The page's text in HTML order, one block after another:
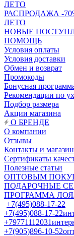
ЛЕТО
РАСПРОДАЖА -
ЛЕТО
НОВЫЕ
ПОМОЩЬ
Условия оплаты
Условия доставки
Обмен и возврат
Промокоды
Бонусная
Рекомендации по
Подбор размера
Акции магазина
О БРЕНДЕ
О компании
Отзывы
Контакты и
Сертификаты
Полезные статьи
ОПТОВЫМ
ПОДАРОЧНЫЕ
ПРОГРАММА
+7(495)088-17-22
+7(495)088-17-22
+79771112031
+7(905)896-10-52